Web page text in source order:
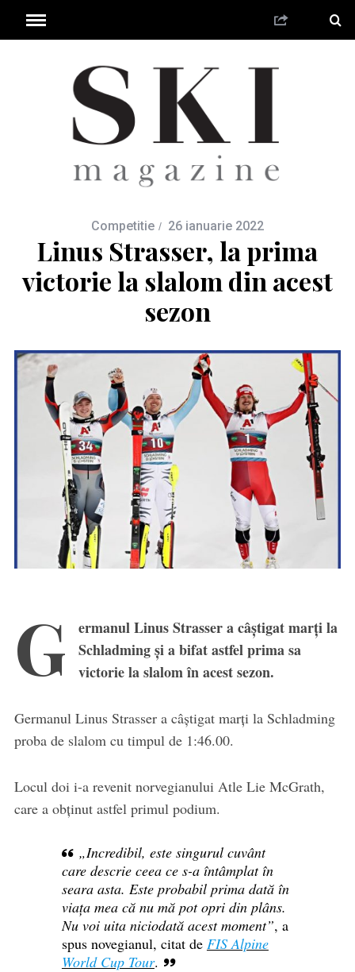
Competitie 26 ianuarie 2022
Linus Strasser, la prima
victorie la slalom din acest
sezon
G
ermanul Linus Strasser a câștigat marți la
Schladming și a bifat astfel prima sa
victorie la slalom în acest sezon.
Germanul Linus Strasser a câștigat marți la Schladming
proba de slalom cu timpul de 1:46.00.
Locul doi i-a revenit norvegianului Atle Lie McGrath,
care a obținut astfel primul podium.
„Incredibil, este singurul cuvânt
care descrie ceea ce s-a întâmplat în
seara asta. Este probabil prima dată în
viața mea că nu mă pot opri din plâns.
Nu voi uita niciodată acest moment”, a
spus novegianul, citat de FIS Alpine
World Cup Tour.